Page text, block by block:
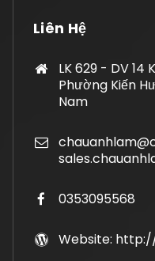
Liên Hệ
LK 629 - DV 14
Phường Kiến
Nam
0353095568
Website: